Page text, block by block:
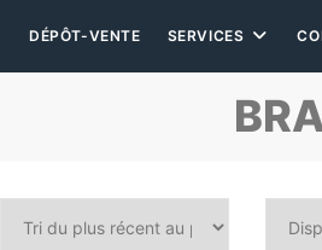
DÉPÔT-VENTE SERVICES